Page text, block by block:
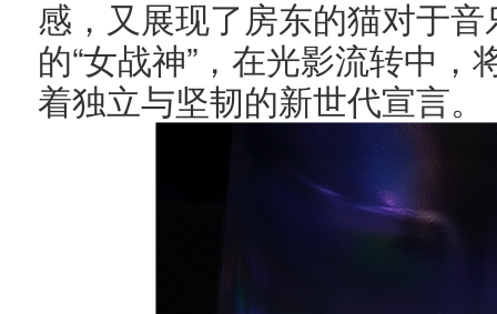
感，又展现了房东的猫对于
的“女战神” ，在光影流转中，
着独立与坚韧的新世代宣言。